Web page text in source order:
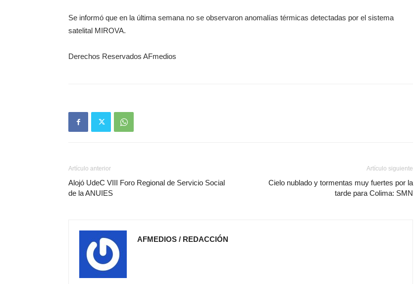
Se informó que en la última semana no se observaron anomalías térmicas detectadas por el sistema
satelital MIROVA.
Derechos Reservados AFmedios
Artículo anterior
Alojó UdeC VIII Foro Regional de Servicio Social
de la ANUIES
Artículo siguiente
Cielo nublado y tormentas muy fuertes por la
tarde para Colima: SMN
AFMEDIOS / REDACCIÓN